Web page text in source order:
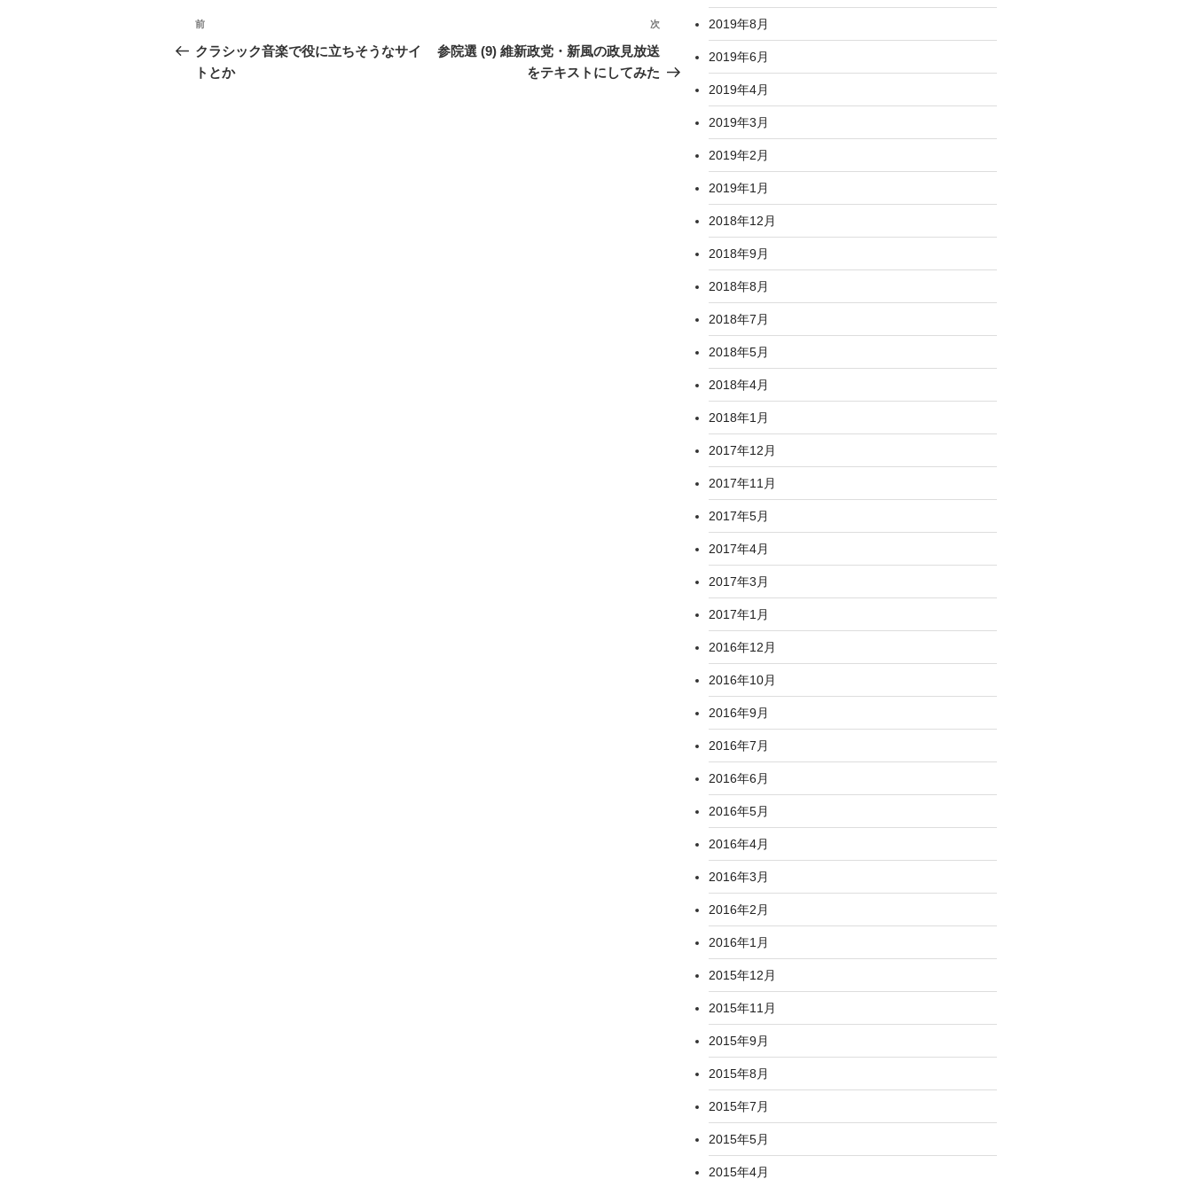
投
稿
ナ
過
去
の
前
クラシック音楽で役に立ちそうなサイ
トとか
投
次
参院選 (9) 維新政党・新風の政見放送
をテキストにしてみた
2019年8月
2019年6月
2019年4月
2019年3月
2019年2月
2019年1月
2018年12月
2018年9月
2018年8月
2018年7月
2018年5月
2018年4月
2018年1月
2017年12月
2017年11月
2017年5月
2017年4月
2017年3月
2017年1月
2016年12月
2016年10月
2016年9月
2016年7月
2016年6月
2016年5月
2016年4月
2016年3月
2016年2月
2016年1月
2015年12月
2015年11月
2015年9月
2015年8月
2015年7月
2015年5月
2015年4月